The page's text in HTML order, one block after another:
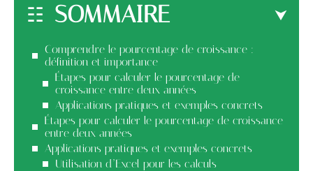
SOMMAIRE
Comprendre le pourcentage de croissance :
définition et importance
Étapes pour calculer le pourcentage de
croissance entre deux années
Applications pratiques et exemples concrets
Étapes pour calculer le pourcentage de croissance
entre deux années
Applications pratiques et exemples concrets
Utilisation d’Excel pour les calculs